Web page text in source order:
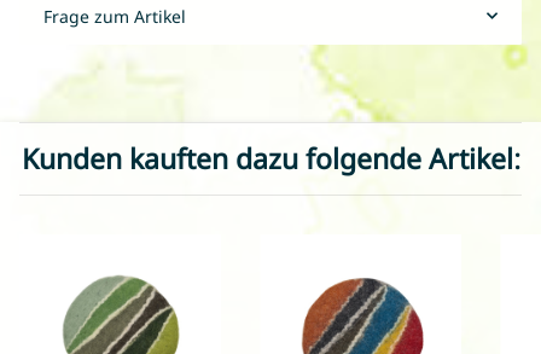
Frage zum Artikel
Kunden kauften dazu folgende Artikel: